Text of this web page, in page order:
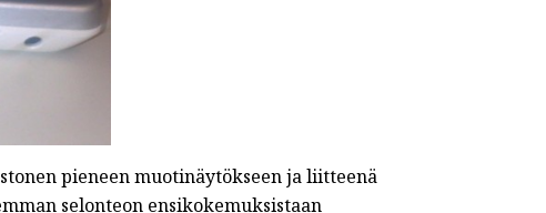
pieneen muotinäytökseen ja liitteenä
selonteon ensikokemuksistaan